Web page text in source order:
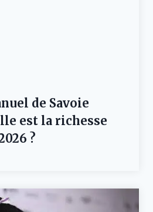
de Savoie
est la richesse
?